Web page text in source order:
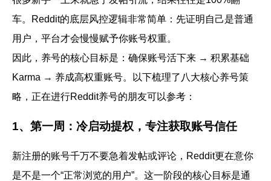
车。Reddit的底层风控逻辑非常简单：先证明自己是普通
用户，平台才会慢慢赋予你账号权重。
因此，养号的核心目标是：确保账号活下来 → 积累基础
Karma → 养成高权重账号。以下梳理了八大核心养号策
略，正在进行Reddit养号的朋友可以参考：
1、第一周：冷启动提权，专注获取账号信任
新注册的账号千万不要急着发帖或评论，Reddit更在意你
是不是一个“正常浏览的用户”。这一阶段的核心目标是通